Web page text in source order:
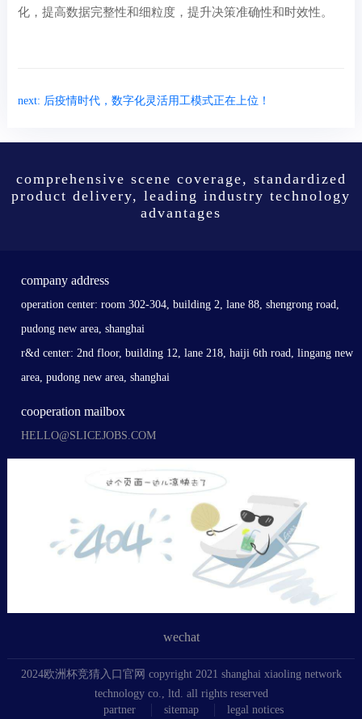
化，提高数据完整性和细粒度，提升决策准确性和时效性。
next: 后疫情时代，数字化灵活用工模式正在上位！
comprehensive scene coverage, standardized
product delivery, leading industry technology
advantages
company address
operation center: room 302-304, building 2, lane 88, shengrong road,
pudong new area, shanghai
r&d center: 2nd floor, building 12, lane 218, haiji 6th road, lingang new
area, pudong new area, shanghai
cooperation mailbox
HELLO@SLICEJOBS.COM
wechat
2024欧洲杯竞猜入口官网 copyright 2021 shanghai xiaoling network
technology co., ltd. all rights reserved
partner
sitemap legal notices